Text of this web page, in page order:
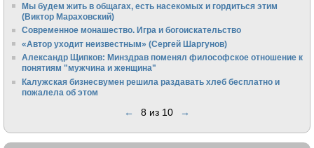
Мы будем жить в общагах, есть насекомых и гордиться этим
(Виктор Мараховский)
Cовременное монашество. Игра и богоискательство
«Автор уходит неизвестным» (Сергей Шаргунов)
Александр Щипков: Минздрав поменял философское отношение к
понятиям "мужчина и женщина"
Калужская бизнесвумен решила раздавать хлеб бесплатно и
пожалела об этом
← 8 из 10 →